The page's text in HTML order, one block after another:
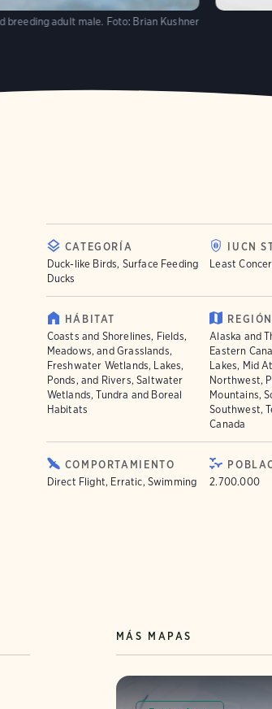
breeding adult male. Foto: Brian Kushner
CATEGORÍA
Duck-like Birds, Surface Feeding
Ducks
IUCN
Least
HÁBITAT
Coasts and Shorelines, Fields,
Meadows, and Grasslands,
Freshwater Wetlands, Lakes,
Ponds, and Rivers, Saltwater
Wetlands, Tundra and Boreal
Habitats
REGIÓN
Alaska and
Eastern
Lakes, Mid
Northwest,
Mountains,
Southwest,
Canada
COMPORTAMIENTO
Direct Flight, Erratic, Swimming
2.700.000
MÁS MAPAS